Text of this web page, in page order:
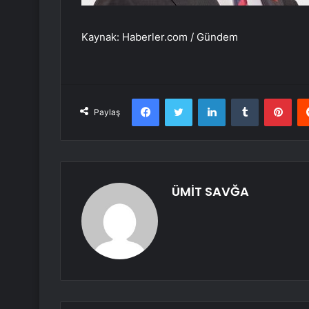
Kaynak: Haberler.com / Gündem
Paylaş
FacebookTwitter LinkedInTumblr
ÜMİT SAVĞA